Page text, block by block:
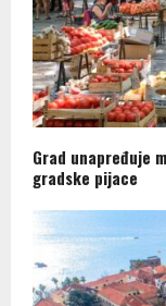
Grad unapređuje
gradske pijace